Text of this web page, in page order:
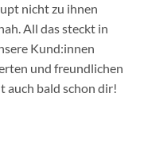
nicht zu ihnen
All das steckt in
Kund:innen
und freundlichen
auch bald schon dir!